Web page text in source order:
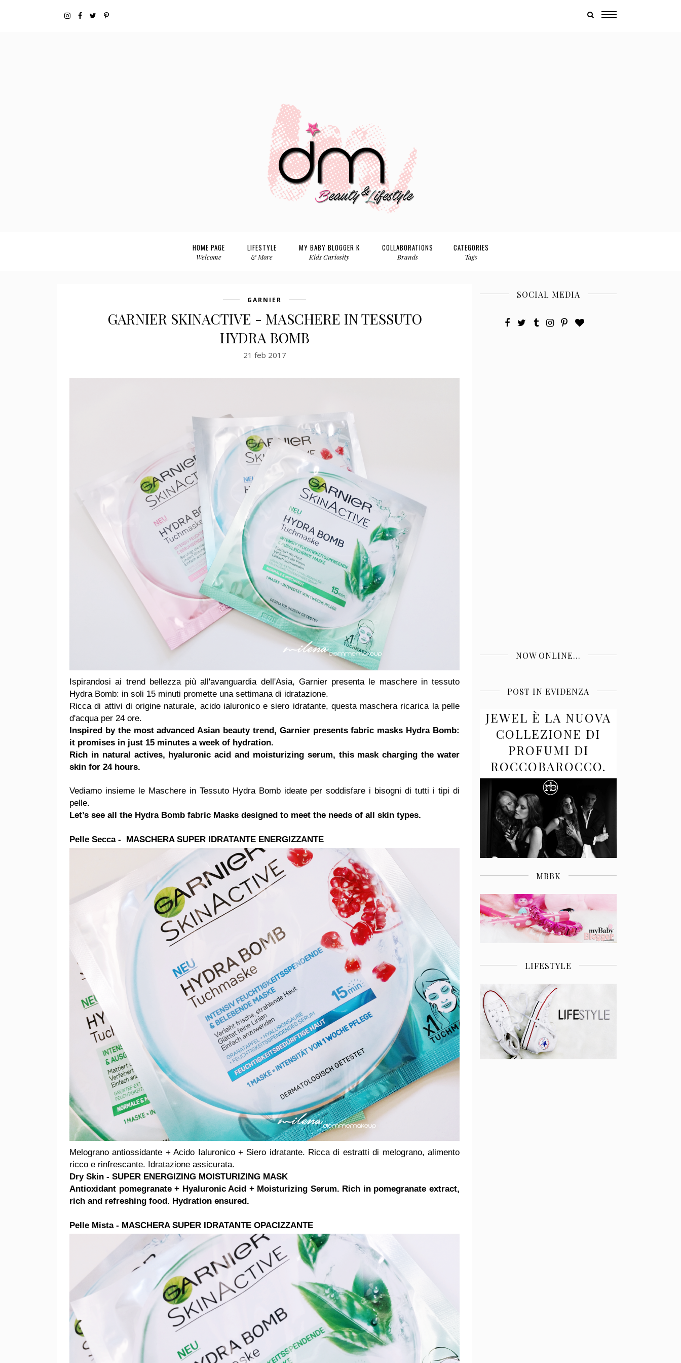
HOME PAGE
Welcome
LIFESTYLE
& More
MY BABY BLOGGER K
Kids Curiosity
COLLABORATIONS
Brands
CATEGORIES
Tags
GARNIER
GARNIER SKINACTIVE - MASCHERE IN TESSUTO
HYDRA BOMB
21 feb 2017
Ispirandosi ai trend bellezza più all'avanguardia dell'Asia, Garnier presenta le maschere in tessuto
Hydra Bomb: in soli 15 minuti promette una settimana di idratazione.
Ricca di attivi di origine naturale, acido ialuronico e siero idratante, questa maschera ricarica la pelle
d'acqua per 24 ore.
Inspired by the most advanced Asian beauty trend, Garnier presents fabric masks Hydra Bomb:
it promises in just 15 minutes a week of hydration.
Rich in natural actives, hyaluronic acid and moisturizing serum, this mask charging the water
skin for 24 hours.
Vediamo insieme le Maschere in Tessuto Hydra Bomb ideate per soddisfare i bisogni di tutti i tipi di
pelle.
Let’s see all the Hydra Bomb fabric Masks designed to meet the needs of all skin types.
Pelle Secca - MASCHERA SUPER IDRATANTE ENERGIZZANTE
Melograno antiossidante + Acido Ialuronico + Siero idratante. Ricca di estratti di melograno, alimento
ricco e rinfrescante. Idratazione assicurata.
Dry Skin - SUPER ENERGIZING MOISTURIZING MASK
Antioxidant pomegranate + Hyaluronic Acid + Moisturizing Serum. Rich in pomegranate extract,
rich and refreshing food. Hydration ensured.
Pelle Mista - MASCHERA SUPER IDRATANTE OPACIZZANTE
SOCIAL MEDIA
NOW ONLINE...
POST IN EVIDENZA
JEWEL È LA NUOVA
COLLEZIONE DI
PROFUMI DI
ROCCOBAROCCO.
MBBK
LIFESTYLE